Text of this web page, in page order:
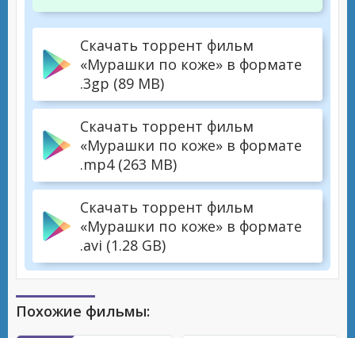
Скачать торрент фильм
«Мурашки по коже» в формате
.3gp (89 MB)
Скачать торрент фильм
«Мурашки по коже» в формате
.mp4 (263 MB)
Скачать торрент фильм
«Мурашки по коже» в формате
.avi (1.28 GB)
Похожие фильмы: